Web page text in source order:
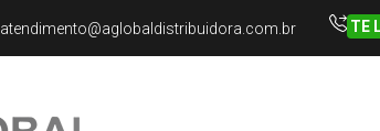
atendimento@aglobaldistribuidora.com.br TE